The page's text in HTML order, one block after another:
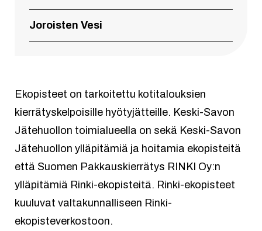
Joroisten Vesi
Ekopisteet on tarkoitettu kotitalouksien
kierrätyskelpoisille hyötyjätteille. Keski-Savon
Jätehuollon toimialueella on sekä Keski-Savon
Jätehuollon ylläpitämiä ja hoitamia ekopisteitä
että Suomen Pakkauskierrätys RINKI Oy:n
ylläpitämiä Rinki-ekopisteitä. Rinki-ekopisteet
kuuluvat valtakunnalliseen Rinki-
ekopisteverkostoon.